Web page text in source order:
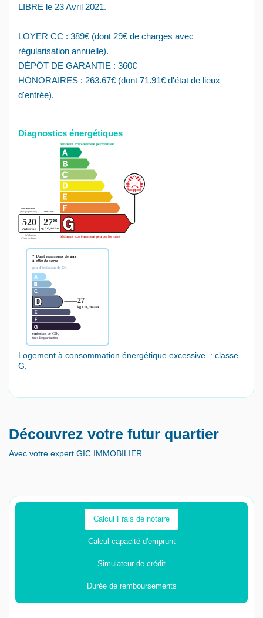
LIBRE le 23 Avril 2021.
LOYER CC : 389€ (dont 29€ de charges avec
régularisation annuelle).
DÉPÔT DE GARANTIE : 360€
HONORAIRES : 263.67€ (dont 71.91€ d'état de lieux
d'entrée).
Diagnostics énergétiques
Logement à consommation énergétique excessive. : classe
G.
Découvrez votre futur quartier
Avec votre expert GIC IMMOBILIER
Calcul Frais de notaire
Calcul capacité d'emprunt
Simulateur de crédit
Durée de remboursements